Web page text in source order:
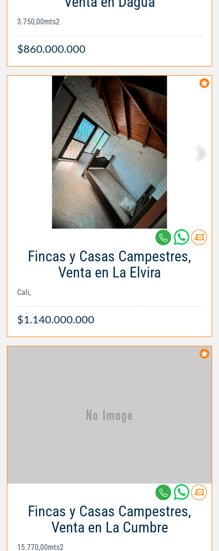
3.750,00mts2
$860.000.000
Fincas y Casas Campestres,
Venta en La Elvira
Cali,
$1.140.000.000
Fincas y Casas Campestres,
Venta en La Cumbre
15.770,00mts2